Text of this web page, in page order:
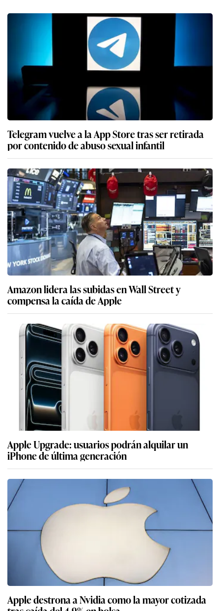
Telegram vuelve a la App Store tras ser retirada
por contenido de abuso sexual infantil
Amazon lidera las subidas en Wall Street y
compensa la caída de Apple
Apple Upgrade: usuarios podrán alquilar un
iPhone de última generación
Apple destrona a Nvidia como la mayor cotizada